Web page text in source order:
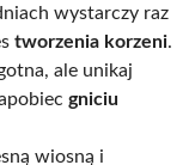
wystarczy raz
tworzenia korzeni.
ale unikaj
gniciu
wiosną i